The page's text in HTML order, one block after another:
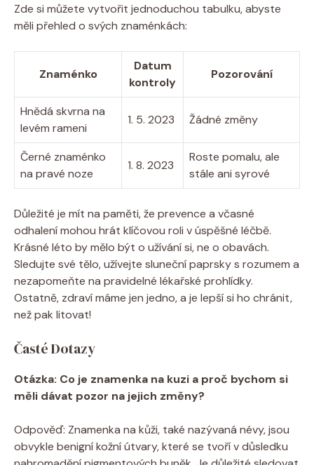
Zde si můžete vytvořit jednoduchou tabulku, abyste
měli přehled o svých znaménkách:
Znaménko
Datum
kontroly
Pozorování
Hnědá skvrna na
levém rameni
1. 5. 2023 Žádné změny
Černé znaménko
na pravé noze
1. 8. 2023
Roste pomalu, ale
stále ani syrové
Důležité je mít na paměti, že prevence a včasné
odhalení mohou hrát klíčovou roli v úspěšné léčbě.
Krásné léto by mělo být o užívání si, ne o obavách.
Sledujte své tělo, užívejte sluneční paprsky s rozumem a
nezapomeňte na pravidelné lékařské prohlídky.
Ostatně, zdraví máme jen jedno, a je lepší si ho chránit,
než pak litovat!
Časté Dotazy
Otázka: Co je znamenka na kuzi a proč bychom si
měli dávat pozor na jejich změny?
Odpověď: Znamenka na kůži, také nazývaná névy, jsou
obvykle benigní kožní útvary, které se tvoří v důsledku